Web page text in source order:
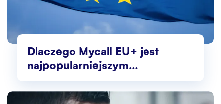
Dlaczego Mycall EU+ jest
najpopularniejszym
abonamentem mobilnym